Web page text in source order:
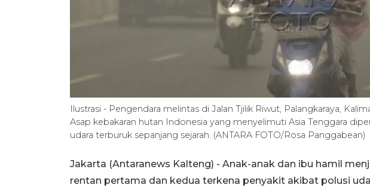
Ilustrasi - Pengendara melintas di Jalan Tjilik Riwut, Palangkaraya,
Asap kebakaran hutan Indonesia yang menyelimuti Asia Tenggara
udara terburuk sepanjang sejarah. (ANTARA FOTO/Rosa Panggabean)
Jakarta (Antaranews Kalteng) - Anak-anak dan ibu hamil
rentan pertama dan kedua terkena penyakit akibat polusi